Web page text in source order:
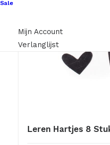
Sale
Mijn Account
Verlanglijst
Leren Hartjes 8